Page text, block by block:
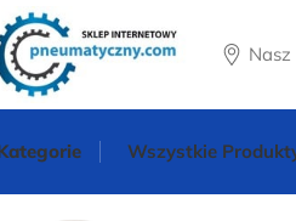
Nasz
Wszystkie